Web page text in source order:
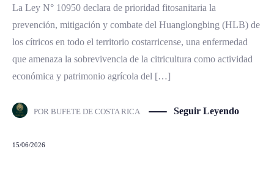
La Ley N° 10950 declara de prioridad fitosanitaria la
prevención, mitigación y combate del Huanglongbing (HLB) de
los cítricos en todo el territorio costarricense, una enfermedad
que amenaza la sobrevivencia de la citricultura como actividad
económica y patrimonio agrícola del […]
POR BUFETE DE COSTA RICA Seguir Leyendo
15/06/2026